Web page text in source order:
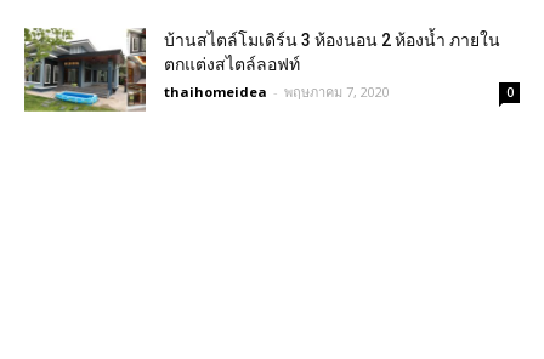
บ้านสไตล์โมเดิร์น 3 ห้องนอน 2 ห้องน้ำ ภายใน
ตกแต่งสไตล์ลอฟท์
thaihomeidea - พฤษภาคม 7, 2020 0